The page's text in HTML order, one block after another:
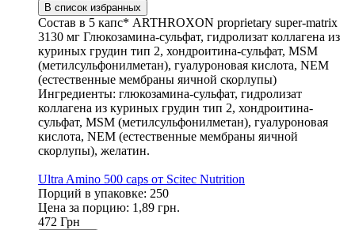
В список избранных
Состав в 5 капс* ARTHROXON proprietary super-matrix
3130 мг Глюкозамина-сульфат, гидролизат коллагена из
куриных грудин тип 2, хондроитина-сульфат, MSM
(метилсульфонилметан), гуалуроновая кислота, NEM
(естественные мембраны яичной скорлупы)
Ингредиенты: глюкозамина-сульфат, гидролизат
коллагена из куриных грудин тип 2, хондроитина-
сульфат, MSM (метилсульфонилметан), гуалуроновая
кислота, NEM (естественные мембраны яичной
скорлупы), желатин.
Ultra Amino 500 caps от Scitec Nutrition
Порций в упаковке: 250
Цена за порцию: 1,89 грн.
472 Грн